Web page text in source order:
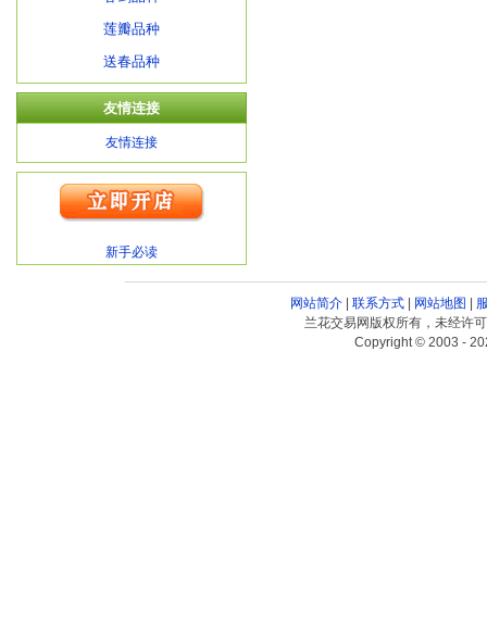
莲瓣品种
送春品种
友情连接
友情连接
新手必读
网站简介| 联系方式| 网站地图 |
兰花交易网版权所有，未经许
Copyright © 2003 -